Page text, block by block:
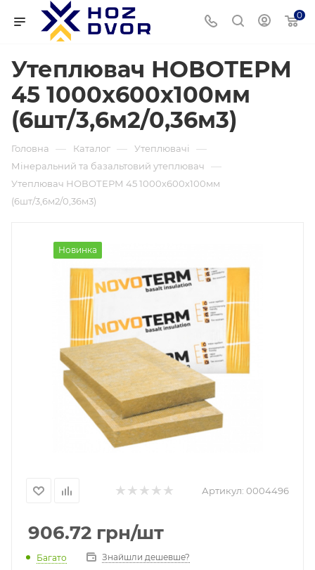
0
Утеплювач НОВОТЕРМ
45 1000х600х100мм
(6шт/3,6м2/0,36м3)
Головна — Каталог — Утеплювачі —
Мінеральний та базальтовий утеплювач —
Утеплювач НОВОТЕРМ 45 1000х600х100мм
(6шт/3,6м2/0,36м3)
Новинка
Артикул: 0004496
906.72 грн/шт
Багато Знайшли дешевше?